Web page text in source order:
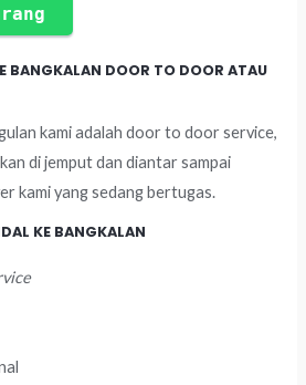
BANGKALAN DOOR TO DOOR ATAU
kami adalah door to door service,
di jemput dan diantar sampai
kami yang sedang bertugas.
KE BANGKALAN